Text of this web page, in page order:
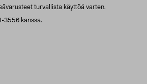
turvallista käyttöä varten.
3556 kanssa.